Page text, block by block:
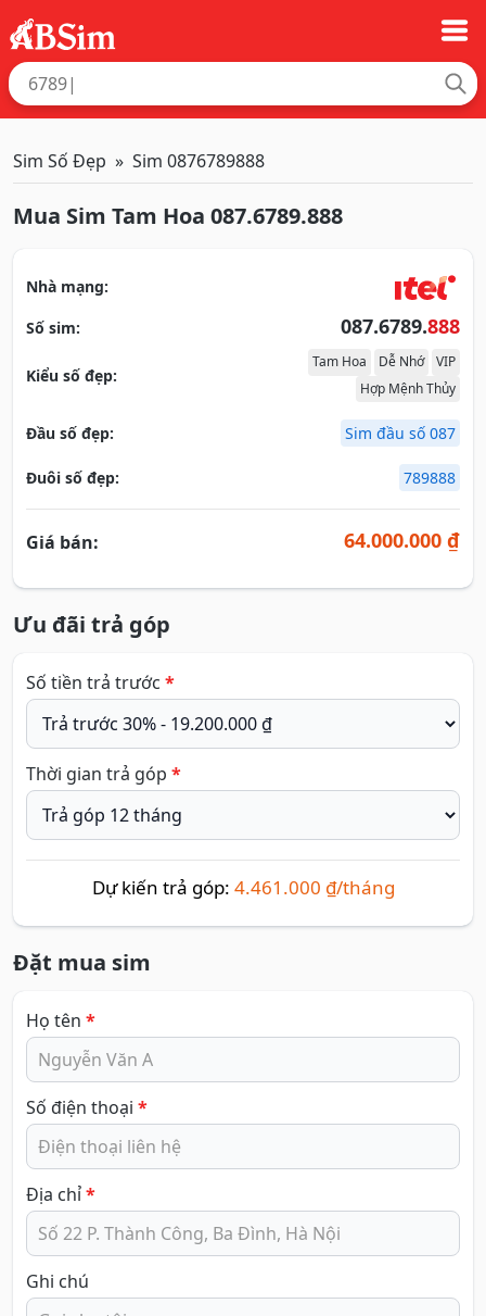
Sim Số Đẹp Sim 0876789888
Mua Sim Tam Hoa 087.6789.888
Nhà mạng:
Số sim:
087.6789.888
Kiểu số đẹp:
Tam Hoa Dễ Nhớ
VIP
Hợp Mệnh Thủy
Đầu số đẹp: Sim đầu số 087
Đuôi số đẹp: 789888
Giá bán: 64.000.000 ₫
Ưu đãi trả góp
Số tiền trả trước *
Thời gian trả góp *
Dự kiến trả góp: 4.461.000 ₫/tháng
Đặt mua sim
Họ tên *
Số điện thoại *
Địa chỉ*
Ghi chú